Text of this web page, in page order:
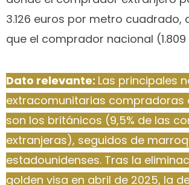
3.126 euros por metro cuadrado,
que el comprador nacional
Dato relevante: Las principales
extracomunitarias compradoras
son los británicos (9,5% de las
extranjeras), seguidos de
estadounidenses. Tras la
golden visa en abril de 2025, la